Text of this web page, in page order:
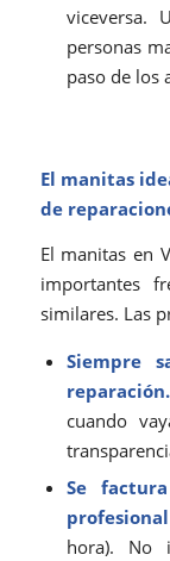
viceversa.
personas
paso de los
El manitas
de
El manitas en
importantes
similares. Las
Siempre
reparación.
cuando
Se
hora). No